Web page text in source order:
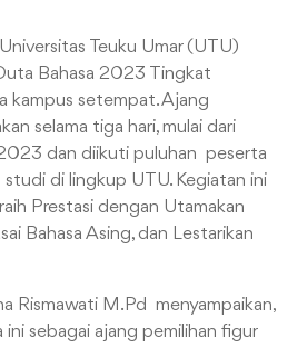
Teuku Umar (UTU)
Bahasa 2023 Tingkat
kampus setempat. Ajang
selama tiga hari, mulai dari
dan diikuti puluhan peserta
di lingkup UTU. Kegiatan ini
Prestasi dengan Utamakan
Bahasa Asing, dan Lestarikan
Rismawati M.Pd menyampaikan,
ini sebagai ajang pemilihan figur